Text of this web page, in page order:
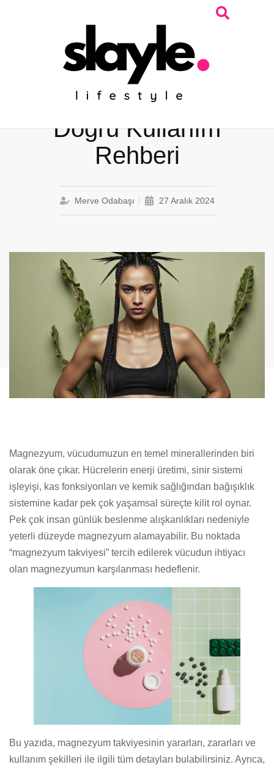
Magnezyum Takviyesi:
Faydaları, Zararları ve
Doğru Kullanım
Rehberi
Merve Odabaşı 27 Aralık 2024
Magnezyum, vücudumuzun en temel minerallerinden biri
olarak öne çıkar. Hücrelerin enerji üretimi, sinir sistemi
işleyişi, kas fonksiyonları ve kemik sağlığından bağışıklık
sistemine kadar pek çok yaşamsal süreçte kilit rol oynar.
Pek çok insan günlük beslenme alışkanlıkları nedeniyle
yeterli düzeyde magnezyum alamayabilir. Bu noktada
“magnezyum takviyesi” tercih edilerek vücudun ihtiyacı
olan magnezyumun karşılanması hedeflenir.
Bu yazıda, magnezyum takviyesinin yararları, zararları ve
kullanım şekilleri ile ilgili tüm detayları bulabilirsiniz. Ayrıca,